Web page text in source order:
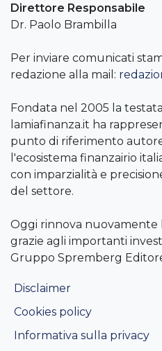
Direttore Responsabile
Dr. Paolo Brambilla
Per inviare comunicati
redazione alla mail:
Fondata nel 2005 la
lamiafinanza.it ha
punto di riferimento
l'ecosistema finanzairio
con imparzialità e
del settore.
Oggi rinnova nuovamente
grazie agli importanti
Gruppo Spremberg
Disclaimer
Cookies policy
Informativa sulla privacy